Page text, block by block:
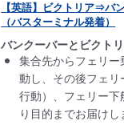
【英語】ビクトリア⇒バ
（バスターミナル発着）
バンクーバーとビクト
集合先からフェリ
動し、その後フェ
行動）、フェリー
り目的までお届けし